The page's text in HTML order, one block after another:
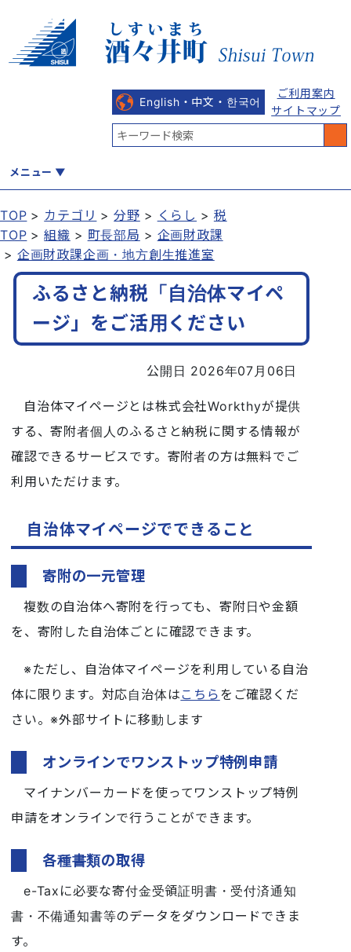
English・中文・한국어
ご利用案内
サイトマップ
メニュー
くらし 健康・福祉 教育・文化
行政 まちづくり
TOP カテゴリ 分野 くらし
税
TOP
組織 町長部局
企画財政課
企画財政課企画・地方創生推進室
ふるさと納税「自治体マイペ
ージ」をご活用ください
公開日 2026年07月06日
自治体マイページとは株式会社Workthyが提供
する、寄附者個人のふるさと納税に関する情報が
確認できるサービスです。寄附者の方は無料でご
利用いただけます。
自治体マイページでできること
寄附の一元管理
複数の自治体へ寄附を行っても、寄附日や金額
を、寄附した自治体ごとに確認できます。
※ただし、自治体マイページを利用している自治
体に限ります。対応自治体は こちら をご確認くだ
さい。※外部サイトに移動します
オンラインでワンストップ特例申請
マイナンバーカードを使ってワンストップ特例
申請をオンラインで行うことができます。
各種書類の取得
e-Taxに必要な寄付金受領証明書・受付済通知
書・不備通知書等のデータをダウンロードできま
す。